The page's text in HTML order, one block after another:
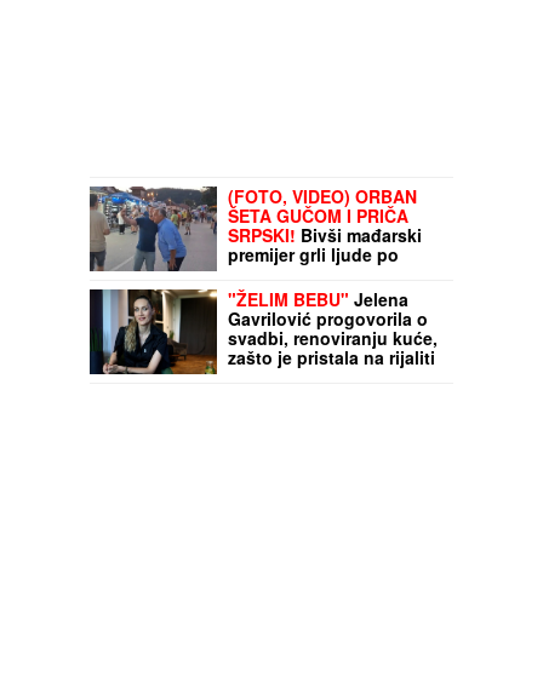
(FOTO, VIDEO) ORBAN
ŠETA GUČOM I PRIČA
SRPSKI! Bivši mađarski
premijer grli ljude po
legenda"
"ŽELIM BEBU" Jelena
Gavrilović progovorila o
svadbi, renoviranju kuće,
zašto je pristala na rijaliti